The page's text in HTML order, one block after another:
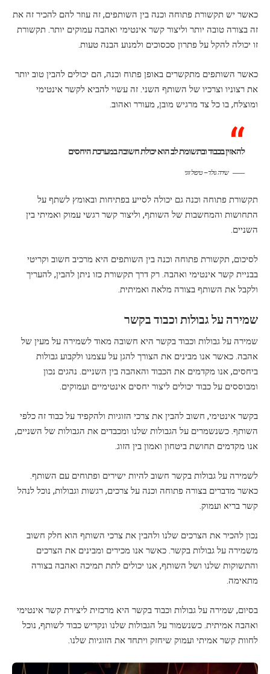
כאשר יש תקשורת פתוחה וכנה בין השותפים, זה עוזר להם להכיר זה את
זה בצורה טובה יותר וליצור קשר אינטימי ואהבה עמוקים יותר. תקשורת
זו יכולה להקל על פתרון סכסוכים ולמנוע הבנה טעות.
כאשר השותפים מתקשרים באופן פתוח וכנה, הם יכולים להבין טוב יותר
את רצוניו וצרכיו של השותף השני. זה עשוי להביא לקשר אינטימי
ומוצלח, בו כל צד מרגיש מובן, מעורר ואהוב.
להאזין בכבוד ובתשומת לב הוא יכולת חשובה במערכת היחסים
שירה גולד – טיפול זוגי
תקשורת פתוחה וכנה גם יכולה לסייע בפתיחות ובאומץ לשתף על
התחושות והמחשבות של השותף, וליצור קשר רגשי עמוק ואמיתי בין
השניים.
לסיכום, תקשורת פתוחה וכנה בין השותפים היא מרכיב חשוב וקריטי
בבניית קשר אינטימי ואהבה. רק דרך תקשורת כזו ניתן להבין, להעריך
ולקבל את השותף בצורה מלאה ואמיתית.
שמירה על גבולות וכבוד בקשר
שמירה על גבולות וכבוד בקשר היא חשובה מאוד לשמירה על מעין של
אהבה. כאשר אנו מבינים את הצורך להגן על עצמנו ולקבוע גבולות
ביחסים, אנו מקדמים את הכבוד והאהבה בין השניים. נהגים נכון
ומבוססים על כבוד יכולים ליצור יחסים אינטימיים ועמוקים.
בקשר אינטימי, חשוב להבין את צרכי הזוגיות ולהקפיד על כבוד זה כלפי
השותף. כשנשמרים על הגבולות שלנו ומכבדים את הגבולות של השניים,
אנו מקדמים תחושת ביטחון ואמון בין הזוג.
לשמירה על גבולות בקשר חשוב להיות ישירים ופתוחים עם השותף.
כאשר מדברים בצורה פתוחה וכנה על צרכים, רגשות וגבולות, נוכל לנהל
קשר בריא ועמוק.
נכון להכיר את הצרכים שלנו ולהבין את צרכי השותף הוא חלק חשוב
משמירה על גבולות בקשר. כאשר אנו מכירים ומבינים את הצרכים
והתשוקות שלנו ושל השותף, אנו יכולים לתת תמיכה ואהבה בצורה
מתאימה.
בסיום, שמירה על גבולות וכבוד בקשר היא מרכזית ליצירת קשר אינטימי
ואהבה אמיתית. כשנשמור על הגבולות שלנו ונקדיש כבוד לשותף, נוכל
לחוות קשר אמיתי ועמוק שיחזק ויתחד את הזוגיות שלנו.